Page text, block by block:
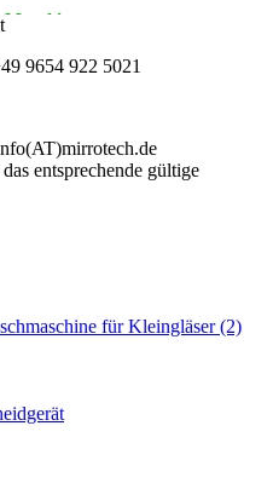
Angebote.
Maschinen. Wir haben
Angebote.
9654 922 5021
entsprechende gültige
für Kleingläser (2)